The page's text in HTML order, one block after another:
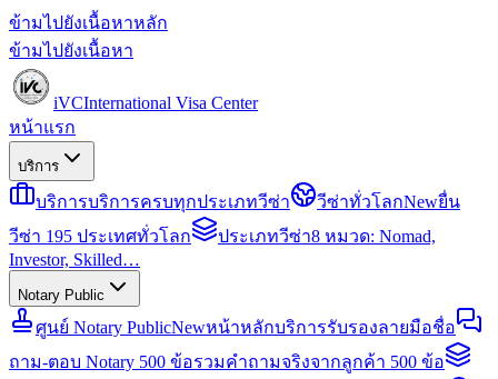
ข้ามไปยังเนื้อหาหลัก
ข้ามไปยังเนื้อหา
iVCInternational Visa Center
หน้าแรก
บริการ
บริการบริการครบทุกประเภทวีซ่า วีซ่าทั่วโลกNewยื่น
วีซ่า 195 ประเทศทั่วโลก
ประเภทวีซ่า8 หมวด: Nomad,
Investor, Skilled…
Notary Public
ศูนย์ Notary PublicNewหน้าหลักบริการรับรองลายมือชื่อ
ถาม-ตอบ Notary 500 ข้อรวมคำถามจริงจากลูกค้า 500 ข้อ